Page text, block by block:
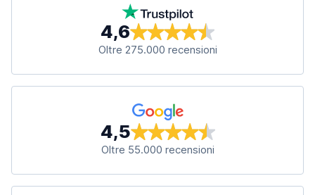
4,6
Oltre 275.000 recensioni
4,5
Oltre 55.000 recensioni